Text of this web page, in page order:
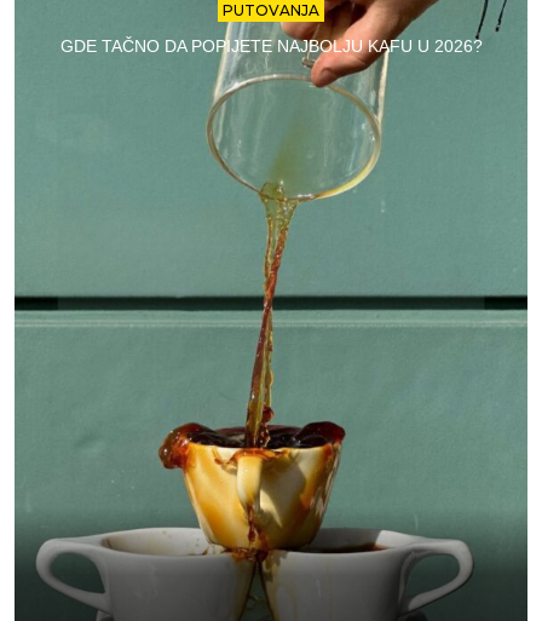
PUTOVANJA
GDE TAČNO DA POPIJETE NAJBOLJU KAFU U 2026?